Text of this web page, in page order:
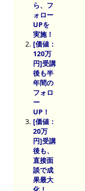
ら、フ
ォロー
UPを
実施！
[価値：
120万
円]受講
後も半
年間の
フォロ
ー
UP！
[価値：
20万
円]受講
後も、
直接面
談で成
果最大